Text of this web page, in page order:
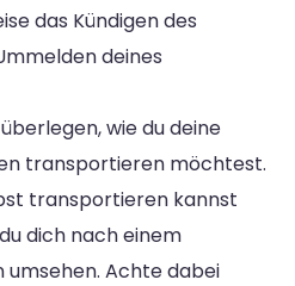
das Kündigen des
deines
wie du deine
transportieren möchtest.
transportieren kannst
dich nach einem
Achte dabei